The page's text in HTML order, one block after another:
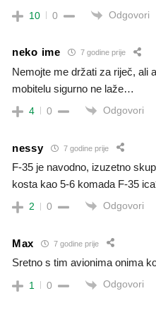
10 0 Odgovori
neko ime 7 godine prije
Nemojte me držati za riječ, ali
mobitelu sigurno ne laže…
4 0 Odgovori
nessy 7 godine prije
F-35 je navodno, izuzetno
kosta kao 5-6 komada F-35
2 0 Odgovori
Max 7 godine prije
Sretno s tim avionima onima
1 0 Odgovori